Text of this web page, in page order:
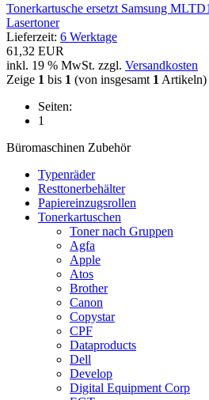
Tonerkartusche ersetzt Samsung
Lasertoner
Lieferzeit: 6 Werktage
61,32 EUR
inkl. 19 % MwSt. zzgl. Versandkosten
Zeige 1 bis 1 (von insgesamt 1 Artikeln)
Seiten:
1
Büromaschinen Zubehör
Typenräder
Resttonerbehälter
Papiereinzugsrollen
Tonerkartuschen
Toner nach Gruppen
Agfa
Apple
Atos
Brother
Canon
Copystar
CPF
Dataproducts
Dell
Develop
Digital Equipment Corp